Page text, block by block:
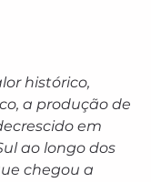
histórico,
a produção de
em
ao longo dos
chegou a